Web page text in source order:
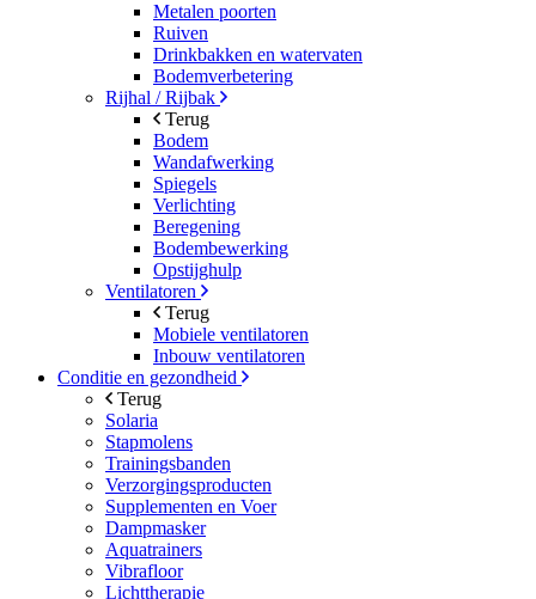
Metalen poorten
Ruiven
Drinkbakken en watervaten
Bodemverbetering
Rijhal / Rijbak
Terug
Bodem
Wandafwerking
Spiegels
Verlichting
Beregening
Bodembewerking
Opstijghulp
Ventilatoren
Terug
Mobiele ventilatoren
Inbouw ventilatoren
Conditie en gezondheid
Terug
Solaria
Stapmolens
Trainingsbanden
Verzorgingsproducten
Supplementen en Voer
Dampmasker
Aquatrainers
Vibrafloor
Lichttherapie